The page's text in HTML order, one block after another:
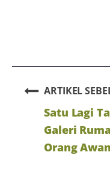
ARTIKEL
Satu Lagi
Galeri
Orang